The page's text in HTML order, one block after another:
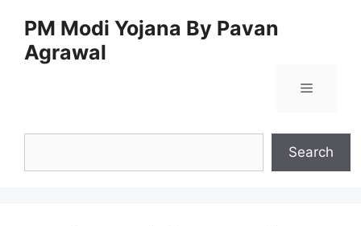
content
PM Modi Yojana By Pavan
Agrawal
Menu
Search